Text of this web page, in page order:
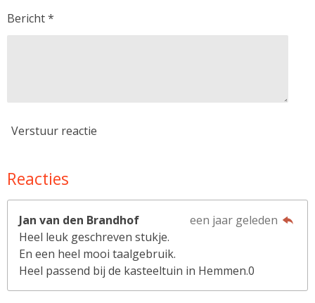
Bericht *
Verstuur reactie
Reacties
Jan van den Brandhof
een jaar geleden
Heel leuk geschreven stukje.
En een heel mooi taalgebruik.
Heel passend bij de kasteeltuin in Hemmen.0